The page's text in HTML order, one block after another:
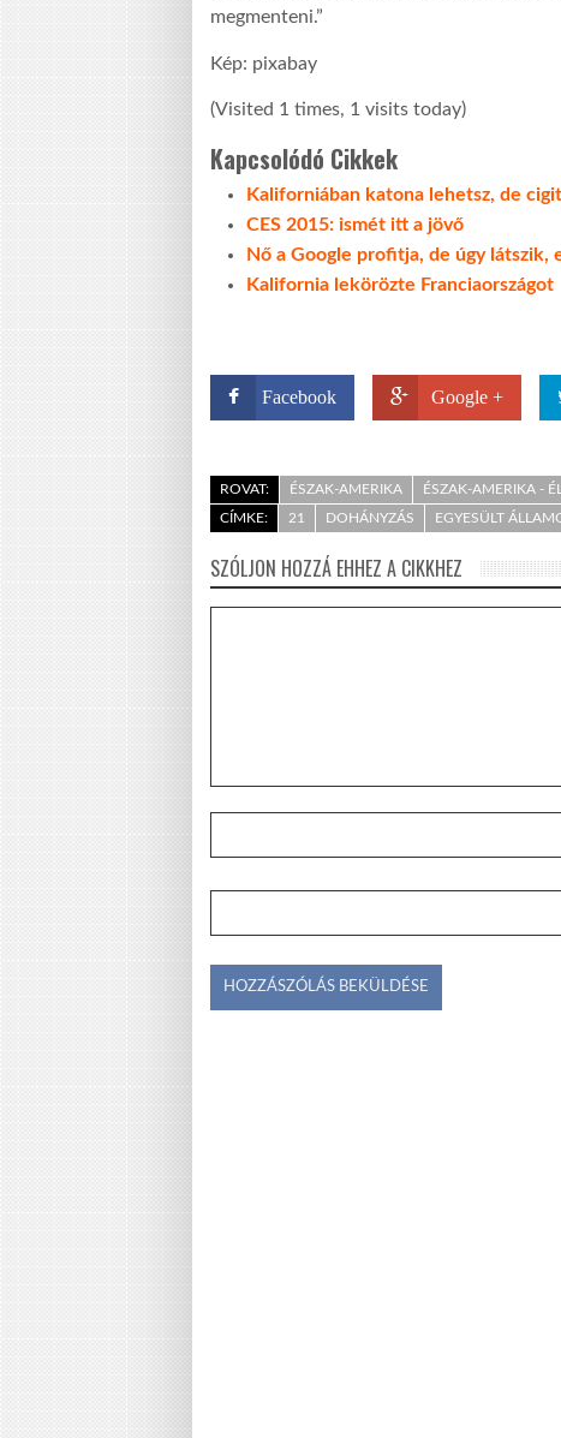
megmenteni.”
Kép: pixabay
(Visited 1 times, 1 visits today)
Kapcsolódó Cikkek
Kaliforniában katona lehetsz, de
CES 2015: ismét itt a jövő
Nő a Google profitja, de úgy látszik,
Kalifornia lekörözte Franciaországot
Facebook Google +
ROVAT: ÉSZAK-AMERIKA
ÉSZAK-AMERIKA -
CÍMKE:
21 DOHÁNYZÁS EGYESÜLT
SZÓLJON HOZZÁ EHHEZ A CIKKHEZ